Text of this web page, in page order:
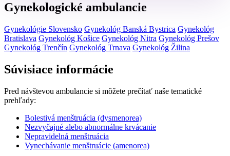
Gynekologické ambulancie
Gynekológie Slovensko Gynekológ Banská Bystrica Gynekológ
Bratislava Gynekológ Košice Gynekológ Nitra Gynekológ Prešov
Gynekológ Trenčín Gynekológ Trnava Gynekológ Žilina
Súvisiace informácie
Pred návštevou ambulancie si môžete prečítať naše tematické
prehľady:
Bolestivá menštruácia (dysmenorea)
Nezvyčajné alebo abnormálne krvácanie
Nepravidelná menštruácia
Vynechávanie menštruácie (amenorea)